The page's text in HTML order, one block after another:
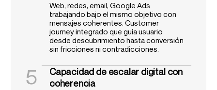
Web, redes, email, Google Ads
trabajando bajo el mismo objetivo con
mensajes coherentes. Customer
journey integrado que guía usuario
desde descubrimiento hasta conversión
sin fricciones ni contradicciones.
5
Capacidad de escalar digital con
coherencia